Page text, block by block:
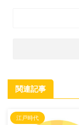
関連記事
江戸時代